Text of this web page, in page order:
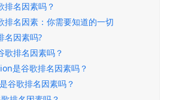
排名因素吗？
排名因素：你需要知道的一切
名因素吗?
歌排名因素吗？
是谷歌排名因素吗？
谷歌排名因素吗？